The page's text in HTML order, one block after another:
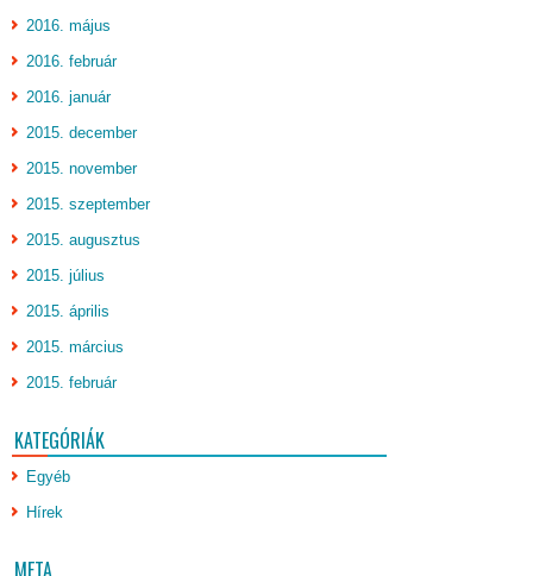
2016. május
2016. február
2016. január
2015. december
2015. november
2015. szeptember
2015. augusztus
2015. július
2015. április
2015. március
2015. február
KATEGÓRIÁK
Egyéb
Hírek
META